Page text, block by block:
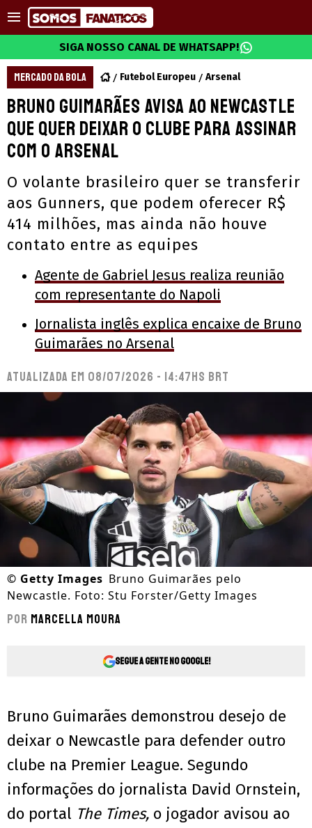
SIGA NOSSO CANAL DE WHATSAPP!
MERCADO DA BOLA Futebol Europeu Arsenal
Bruno Guimarães avisa ao Newcastle
que quer deixar o clube para assinar
com o Arsenal
O volante brasileiro quer se transferir
aos Gunners, que podem oferecer R$
414 milhões, mas ainda não houve
contato entre as equipes
Agente de Gabriel Jesus realiza reunião
com representante do Napoli
Jornalista inglês explica encaixe de Bruno
Guimarães no Arsenal
Atualizada em 08/07/2026 - 14:47hs BRT
© Getty Images Bruno Guimarães pelo
Newcastle. Foto: Stu Forster/Getty Images
Por Marcella Moura
Segue a gente no Google!
Bruno Guimarães demonstrou desejo de
deixar o Newcastle para defender outro
clube na Premier League. Segundo
informações do jornalista David Ornstein,
do portal The Times, o jogador avisou ao